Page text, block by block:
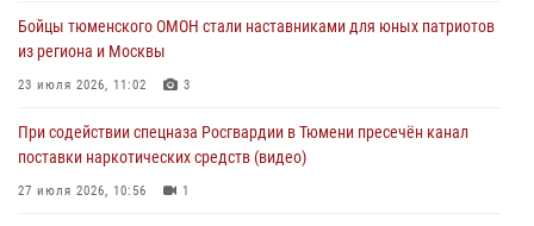
Стальной характер продемонстрировали росгвардейцы в ходе
масштабных спортивных событий на Урале
05 августа 2026, 05:22
Бойцы тюменского ОМОН стали наставниками для юных патриотов
из региона и Москвы
23 июля 2026, 11:02 3
При содействии спецназа Росгвардии в Тюмени пресечён канал
поставки наркотических средств (видео)
27 июля 2026, 10:56 1